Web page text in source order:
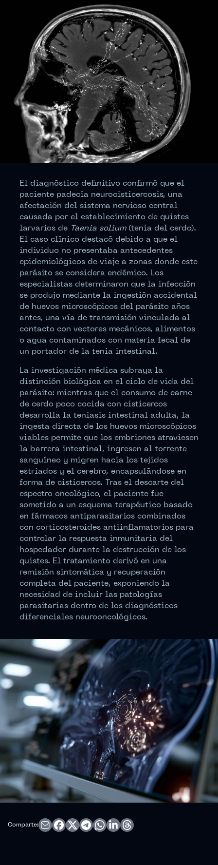
El diagnóstico definitivo confirmó que el
paciente padecía neurocisticercosis, una
afectación del sistema nervioso central
causada por el establecimiento de quistes
larvarios de Taenia solium(tenia del cerdo).
El caso clínico destacó debido a que el
individuo no presentaba antecedentes
epidemiológicos de viaje a zonas donde este
parásito se considera endémico. Los
especialistas determinaron que la infección
se produjo mediante la ingestión accidental
de huevos microscópicos del parásito años
antes, una vía de transmisión vinculada al
contacto con vectores mecánicos, alimentos
o agua contaminados con materia fecal de
un portador de la tenia intestinal.
La investigación médica subraya la
distinción biológica en el ciclo de vida del
parásito: mientras que el consumo de carne
de cerdo poco cocida con cisticercos
desarrolla la teniasis intestinal adulta, la
ingesta directa de los huevos microscópicos
viables permite que los embriones atraviesen
la barrera intestinal, ingresen al torrente
sanguíneo y migren hacia los tejidos
estriados y el cerebro, encapsulándose en
forma de cisticercos. Tras el descarte del
espectro oncológico, el paciente fue
sometido a un esquema terapéutico basado
en fármacos antiparasitarios combinados
con corticosteroides antiinflamatorios para
controlar la respuesta inmunitaria del
hospedador durante la destrucción de los
quistes. El tratamiento derivó en una
remisión sintomática y recuperación
completa del paciente, exponiendo la
necesidad de incluir las patologías
parasitarias dentro de los diagnósticos
diferenciales neurooncológicos.
Comparte: